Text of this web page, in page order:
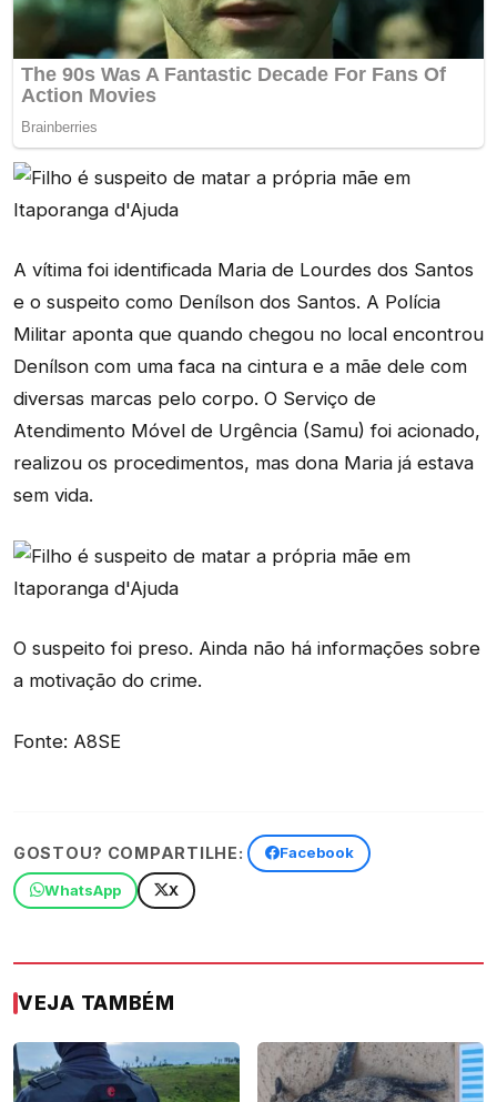
A vítima foi identificada Maria de Lourdes dos Santos
e o suspeito como Denílson dos Santos. A Polícia
Militar aponta que quando chegou no local encontrou
Denílson com uma faca na cintura e a mãe dele com
diversas marcas pelo corpo. O Serviço de
Atendimento Móvel de Urgência (Samu) foi acionado,
realizou os procedimentos, mas dona Maria já estava
sem vida.
O suspeito foi preso. Ainda não há informações sobre
a motivação do crime.
Fonte: A8SE
GOSTOU? COMPARTILHE: Facebook
WhatsApp X
VEJA TAMBÉM